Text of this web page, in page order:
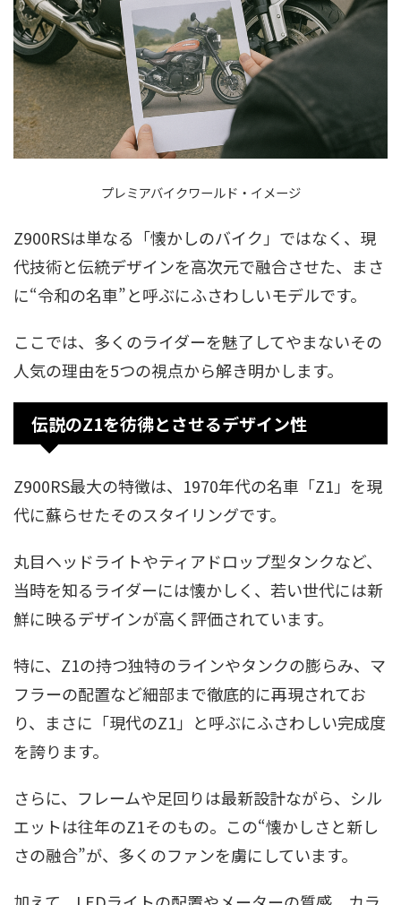
プレミアバイクワールド・イメージ
Z900RSは単なる「懐かしのバイク」ではなく、現
代技術と伝統デザインを高次元で融合させた、まさ
に“令和の名車”と呼ぶにふさわしいモデルです。
ここでは、多くのライダーを魅了してやまないその
人気の理由を5つの視点から解き明かします。
伝説のZ1を彷彿とさせるデザイン性
Z900RS最大の特徴は、1970年代の名車「Z1」を現
代に蘇らせたそのスタイリングです。
丸目ヘッドライトやティアドロップ型タンクなど、
当時を知るライダーには懐かしく、若い世代には新
鮮に映るデザインが高く評価されています。
特に、Z1の持つ独特のラインやタンクの膨らみ、マ
フラーの配置など細部まで徹底的に再現されてお
り、まさに「現代のZ1」と呼ぶにふさわしい完成度
を誇ります。
さらに、フレームや足回りは最新設計ながら、シル
エットは往年のZ1そのもの。この“懐かしさと新し
さの融合”が、多くのファンを虜にしています。